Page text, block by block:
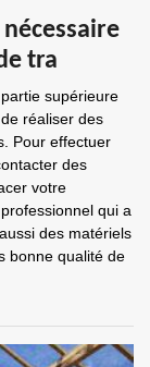
tra
supérieure
réaliser des
Pour effectuer
des
votre
qui a
des matériels
bonne qualité de